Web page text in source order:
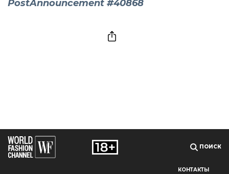
PostAnnouncement #40868
ПОИСК
КОНТАКТЫ